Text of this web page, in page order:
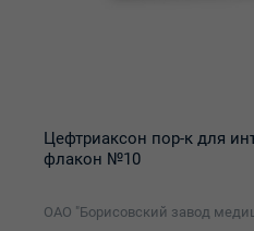
Цефтриаксон пор-к для
флакон №10
ОАО "Борисовский завод